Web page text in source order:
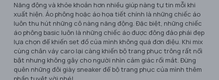
Năng động và khỏe khoắn hơn nhiều giúp nàng tự tin mỗi khi
xuất hiện. Áo phông hoặc áo họa tiết chính là những chiếc áo
luôn thu hút những cô nàng năng động. Đặc biệt, những chiếc
áo phông basic luôn là những chiếc áo được đông đảo phái đẹp
lựa chọn để khiến set đồ của mình không quá đơn điệu. Khi mix
cùng chân váy caro lại càng khiến bộ trang phục trông rất nổi
bật nhưng không gây cho người nhìn cảm giác rối mắt. Đừng
quên những đôi giày sneaker để bộ trang phục của mình thêm